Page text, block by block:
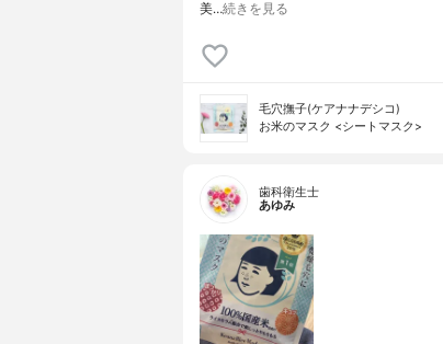
美…続きを見る
毛穴撫子(ケアナナデシコ)
お米のマスク <シートマスク>
歯科衛生士
あゆみ